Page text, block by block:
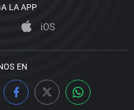
LA APP
iOS
EN